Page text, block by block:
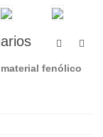
fenólico